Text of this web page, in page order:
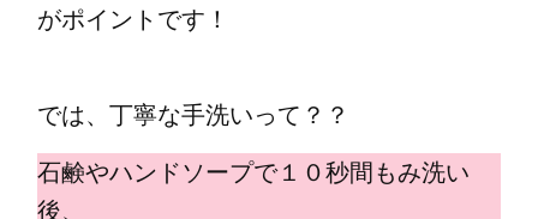
がポイントです！
では、丁寧な手洗いって？？
石鹸やハンドソープで１０秒間もみ洗い
後、